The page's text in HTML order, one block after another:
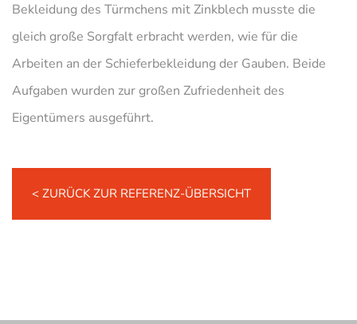
Bekleidung des Türmchens mit Zinkblech musste die
gleich große Sorgfalt erbracht werden, wie für die
Arbeiten an der Schieferbekleidung der Gauben. Beide
Aufgaben wurden zur großen Zufriedenheit des
Eigentümers ausgeführt.
< ZURÜCK ZUR REFERENZ-ÜBERSICHT